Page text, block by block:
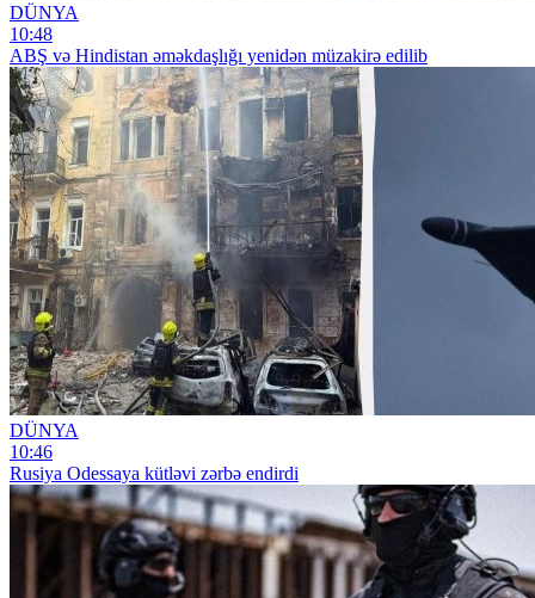
DÜNYA
10:48
ABŞ və Hindistan əməkdaşlığı yenidən müzakirə edilib
DÜNYA
10:46
Rusiya Odessaya kütləvi zərbə endirdi